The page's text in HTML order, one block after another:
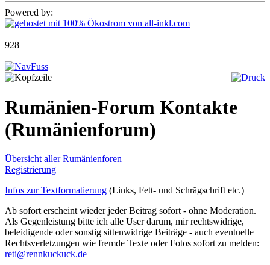
Powered by:
928
Rumänien-Forum Kontakte
(Rumänienforum)
Übersicht aller Rumänienforen
Registrierung
Infos zur Textformatierung (Links, Fett- und Schrägschrift etc.)
Ab sofort erscheint wieder jeder Beitrag sofort - ohne Moderation.
Als Gegenleistung bitte ich alle User darum, mir rechtswidrige,
beleidigende oder sonstig sittenwidrige Beiträge - auch eventuelle
Rechtsverletzungen wie fremde Texte oder Fotos sofort zu melden:
reti@rennkuckuck.de